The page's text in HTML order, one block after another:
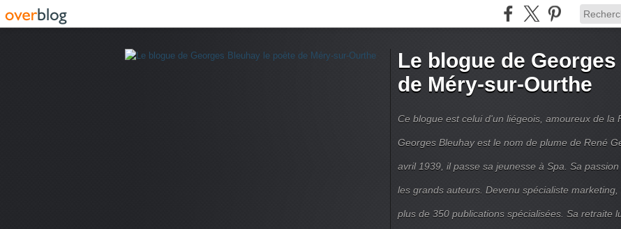
Le blogue de
de Méry-sur-Ourthe
Ce blogue est celui d'un liégeois, amoureux de la
Georges Bleuhay est le nom de plume de René
avril 1939, il passe sa jeunesse à Spa. Sa
les grands auteurs. Devenu spécialiste
plus de 350 publications spécialisées. Sa retraite